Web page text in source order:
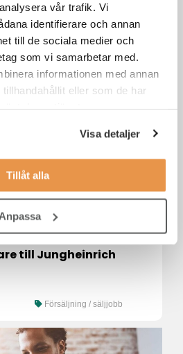
vår trafik. Vi
identifierare och annan
till de sociala medier och
som vi samarbetar med.
informationen med annan
eller som de har
Visa detaljer
Tillåt alla
Anpassa
till
Försäljning / säljjobb
till Jungheinrich
Försäljning / säljjobb